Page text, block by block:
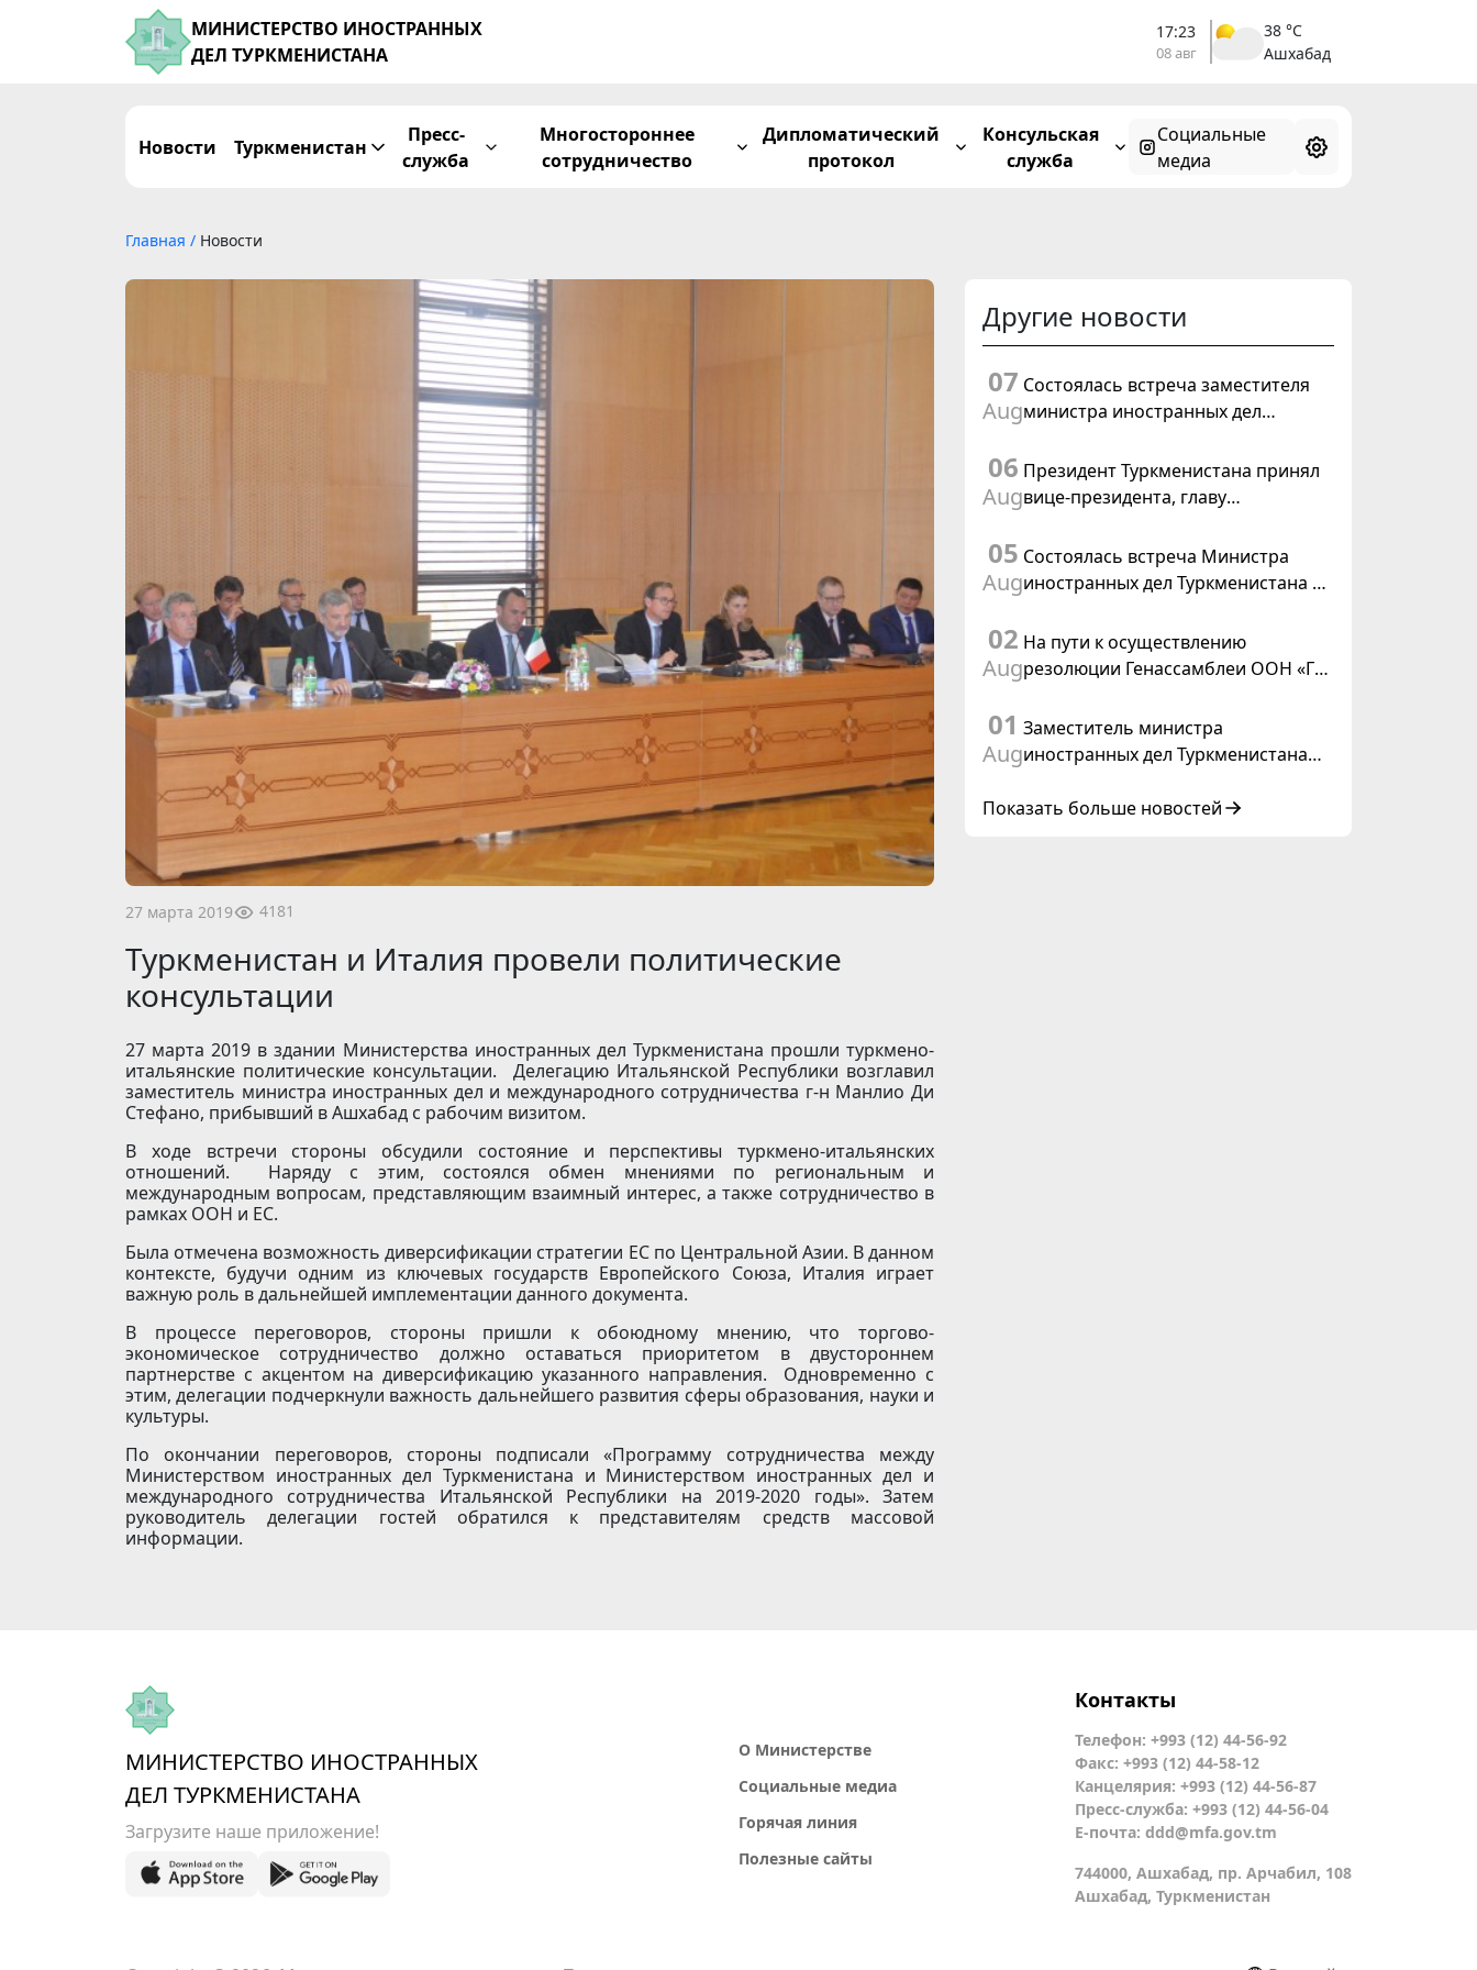
МИНИСТЕРСТВО ИНОСТРАННЫХ
ДЕЛ ТУРКМЕНИСТАНА
17:23
08 авг
38 °C
Ашхабад
Новости Туркменистан
Пресс-
служба
Многостороннее
сотрудничество
Дипломатический
протокол
Консульская
служба
Социальные
медиа
Главная / Новости
27 марта 2019 4181
Туркменистан и Италия провели политические
консультации
27 марта 2019 в здании Министерства иностранных дел Туркменистана прошли туркмено-
итальянские политические консультации. Делегацию Итальянской Республики возглавил
заместитель министра иностранных дел и международного сотрудничества г-н Манлио Ди
Стефано, прибывший в Ашхабад с рабочим визитом.
В ходе встречи стороны обсудили состояние и перспективы туркмено-итальянских
отношений. Наряду с этим, состоялся обмен мнениями по региональным и
международным вопросам, представляющим взаимный интерес, а также сотрудничество в
рамках ООН и ЕС.
Была отмечена возможность диверсификации стратегии ЕС по Центральной Азии. В данном
контексте, будучи одним из ключевых государств Европейского Союза, Италия играет
важную роль в дальнейшей имплементации данного документа.
В процессе переговоров, стороны пришли к обоюдному мнению, что торгово-
экономическое сотрудничество должно оставаться приоритетом в двустороннем
партнерстве с акцентом на диверсификацию указанного направления. Одновременно с
этим, делегации подчеркнули важность дальнейшего развития сферы образования, науки и
культуры.
По окончании переговоров, стороны подписали «Программу сотрудничества между
Министерством иностранных дел Туркменистана и Министерством иностранных дел и
международного сотрудничества Итальянской Республики на 2019-2020 годы». Затем
руководитель делегации гостей обратился к представителям средств массовой
информации.
Другие новости
07
Aug
Состоялась встреча заместителя
министра иностранных дел
поверенным в делах США в
Туркменистане
06
Aug
Президент Туркменистана принял
вице-президента, главу
иностранных дел Швейцарской
Конфедерации
05
Aug
Состоялась встреча Министра
иностранных дел Туркменистана с
02
Aug
На пути к осуществлению
резолюции Генассамблеи ООН «Год
инициированной Туркменистаном
01
Aug
Заместитель министра
иностранных дел Туркменистана
старших должностных лиц Форума
Показать больше новостей
МИНИСТЕРСТВО ИНОСТРАННЫХ
ДЕЛ ТУРКМЕНИСТАНА
Загрузите наше приложение!
О Министерстве
Социальные медиа
Горячая линия
Полезные сайты
Контакты
Телефон: +993 (12) 44-56-92
Факс: +993 (12) 44-58-12
Канцелярия: +993 (12) 44-56-87
Пресс-служба: +993 (12) 44-56-04
Е-почта: ddd@mfa.gov.tm
744000, Ашхабад, пр. Арчабил, 108
Ашхабад, Туркменистан